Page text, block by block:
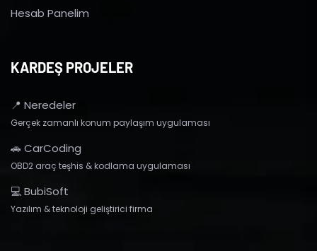
Hesab Panelim
KARDEŞ PROJELER
📍 Neredeler
Gerçek zamanlı konum paylaşım uygulaması
🚗 CarCoding
OBD2 araç teşhis & kodlama uygulaması
💻 BubiSoft
Yazılım & teknoloji geliştirici firma